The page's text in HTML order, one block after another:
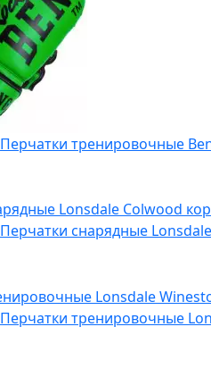
Перчатки тренировочные
Перчатки снарядные
Перчатки тренировочные